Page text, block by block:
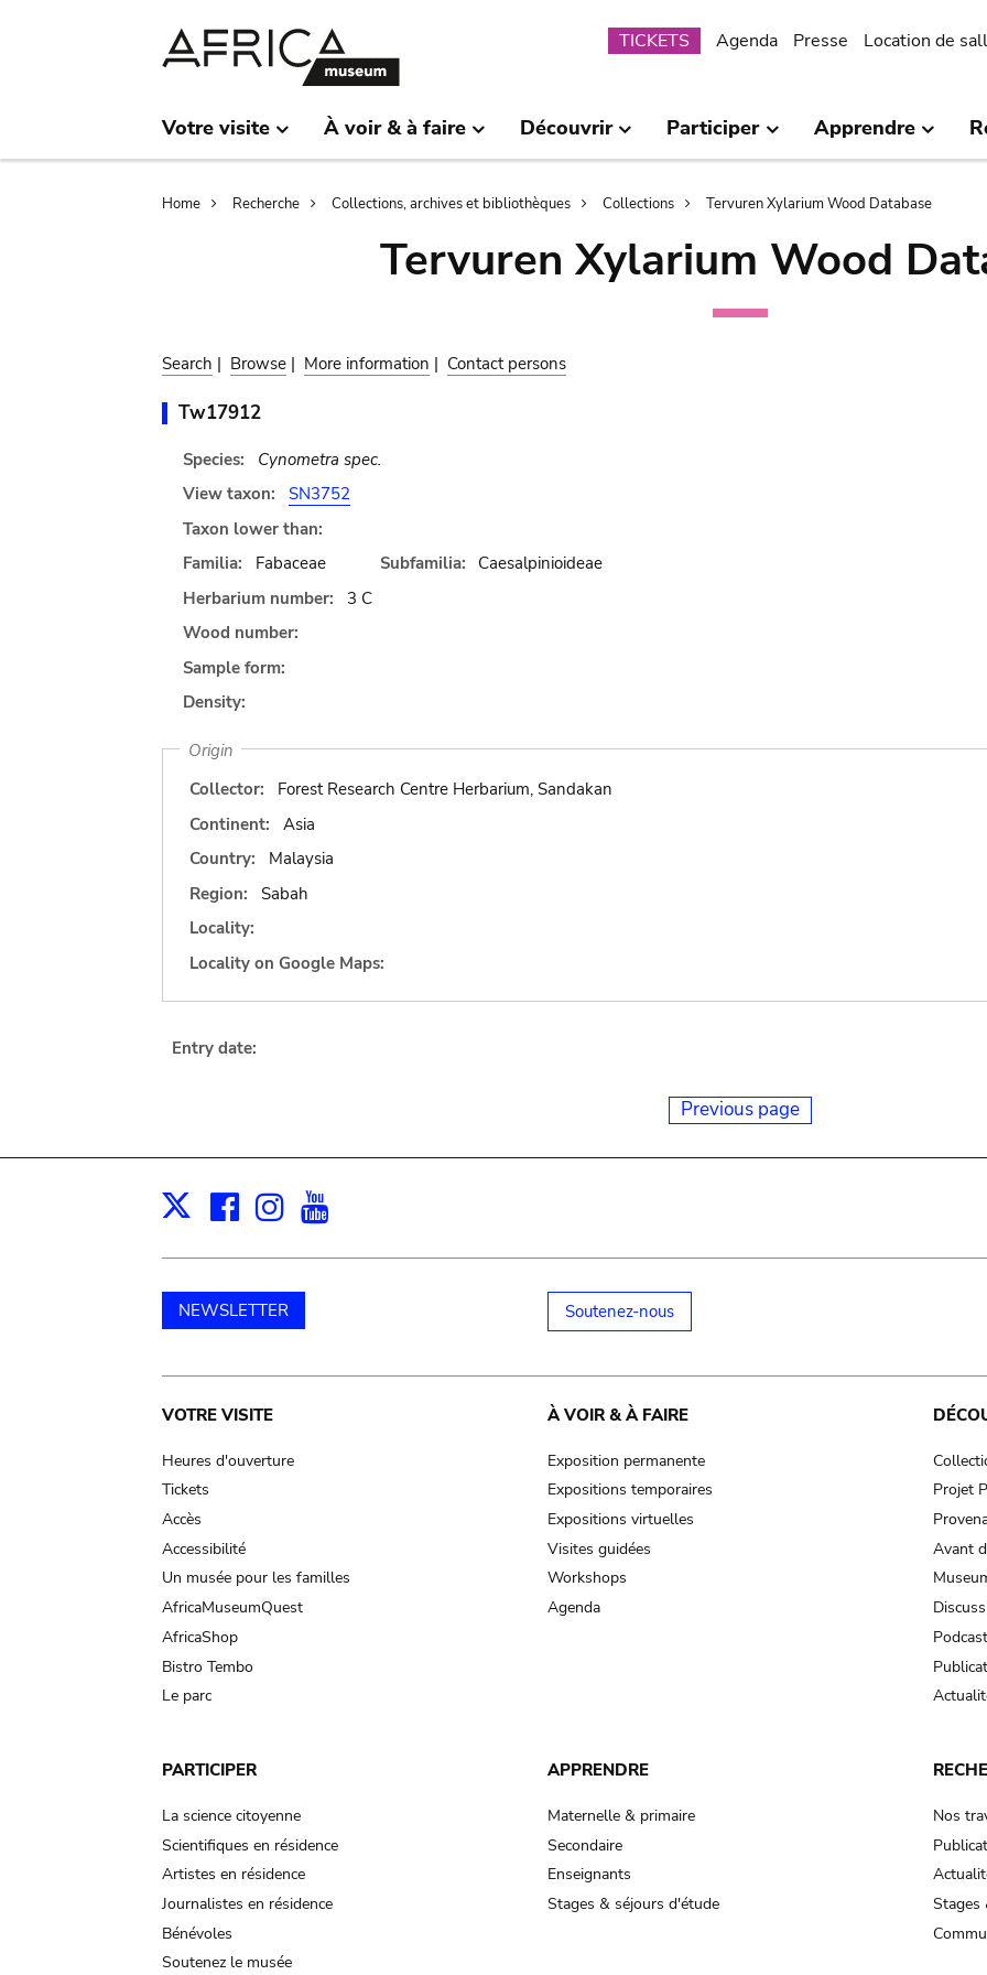
Submenu
TICKETS Agenda Presse Location de
Votre visite À voir & à faire Découvrir Participer Apprendre
Breadcrumb
Home Recherche Collections, archives et bibliothèques Collections Tervuren Xylarium Wood Database
Tervuren Xylarium Wood
Search | Browse | More information | Contact persons
Tw17912
Species:
Cynometra spec.
View taxon:
SN3752
Taxon lower than:
Familia:
Fabaceae Subfamilia:
Caesalpinioideae
Herbarium number:
3 C
Wood number:
Sample form:
Density:
Origin
Collector:
Forest Research Centre Herbarium, Sandakan
Continent:
Asia
Country:
Malaysia
Region:
Sabah
Locality:
Locality on Google Maps:
Entry date:
Previous page
X Facebook
Instagram
NEWSLETTER Soutenez-nous
Main
navigation
VOTRE VISITE
Heures d'ouverture
Tickets
Accès
Accessibilité
Un musée pour les familles
AfricaMuseumQuest
AfricaShop
Bistro Tembo
Le parc
À VOIR & À FAIRE
Exposition permanente
Expositions temporaires
Expositions virtuelles
Visites guidées
Workshops
Agenda
Projet
Avant
PARTICIPER
La science citoyenne
Scientifiques en résidence
Artistes en résidence
Journalistes en résidence
Bénévoles
Soutenez le musée
APPRENDRE
Maternelle & primaire
Secondaire
Enseignants
Stages & séjours d'étude
Nos
Stages